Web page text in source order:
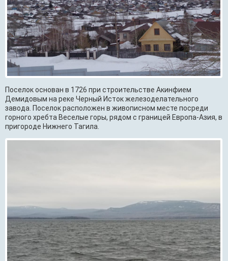
Поселок основан в 1726 при строительстве Акинфием
Демидовым на реке Черный Исток железоделательного
завода. Поселок расположен в живописном месте посреди
горного хребта Веселые горы, рядом с границей Европа-Азия, в
пригороде Нижнего Тагила.